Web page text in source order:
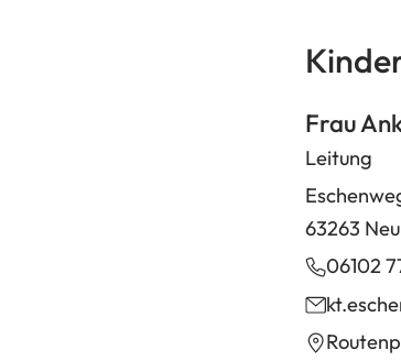
Frau
Leitung
63263
06102
(Öffnet